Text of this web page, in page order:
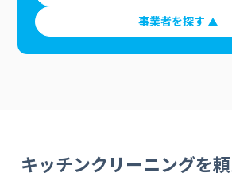
事業者を探す
キッチンクリーニングを